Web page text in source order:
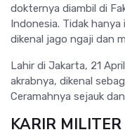
dokternya diambil di
Indonesia. Tidak
dikenal jago ngaji dan
Lahir di Jakarta, 21
akrabnya, dikenal
Ceramahnya sejauk
KARIR MILITER